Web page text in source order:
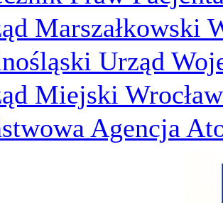
Marszałkowski
Urząd
Miejski
Agencja